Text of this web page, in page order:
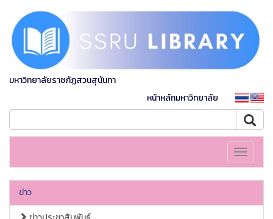
มหาวิทยาลัยราชภัฏสวนสุนันทา
หน้าหลักมหาวิทยาลัย
Toggle
ข่าว